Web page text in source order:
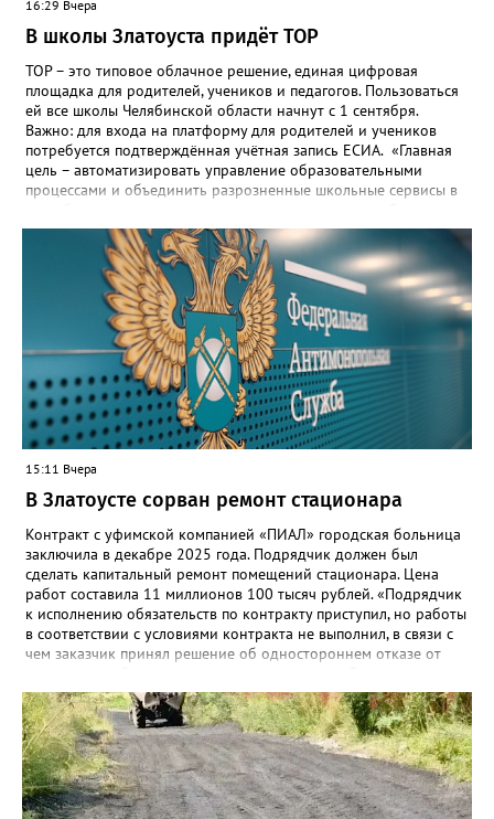
16:29 Вчера
В школы Златоуста придёт ТОР
ТОР – это типовое облачное решение, единая цифровая
площадка для родителей, учеников и педагогов. Пользоваться
ей все школы Челябинской области начнут с 1 сентября.
Важно: для входа на платформу для родителей и учеников
потребуется подтверждённая учётная запись ЕСИА. «Главная
цель – автоматизировать управление образовательными
процессами и объединить разрозненные школьные сервисы в
региональном министерстве образования. - Платформа ТОР
“Моя школа” объединит все школьные сервисы в единую
безопасную государственную экосистему. Предполагается, что
переход пройдёт максимально комфортно для пользователей».
Привычные функции - оценки, расписание, домашние задания,
связь с учителями, знакомые пользователям экосистемы
«Госуслуги Моя школа», не просто сохранятся, они будут
собраны в одном месте, подчеркнули в ведомстве. Причём в
этом случае переход на ТОР станет вообще незаметным.
15:11 Вчера
В Златоусте сорван ремонт стационара
Контракт с уфимской компанией «ПИАЛ» городская больница
заключила в декабре 2025 года. Подрядчик должен был
сделать капитальный ремонт помещений стационара. Цена
работ составила 11 миллионов 100 тысяч рублей. «Подрядчик
к исполнению обязательств по контракту приступил, но работы
в соответствии с условиями контракта не выполнил, в связи с
чем заказчик принял решение об одностороннем отказе от
Челябинском УФАС. Антимонопольная служба приняла
решение включить ООО «ПИАЛ» в реестр недобросовестных
поставщиков. В чёрном списке уфимский подрядчик будет два
года.